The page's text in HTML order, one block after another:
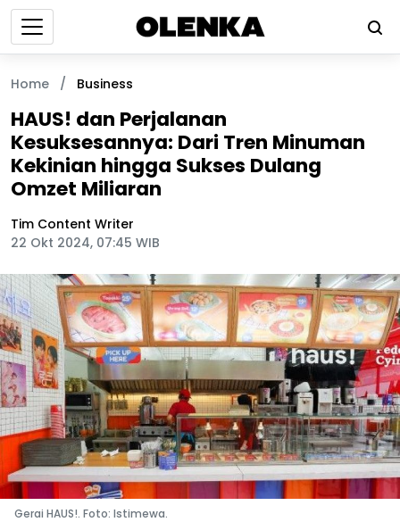
Home / Business
HAUS! dan Perjalanan
Kesuksesannya: Dari Tren Minuman
Kekinian hingga Sukses Dulang
Omzet Miliaran
Tim Content Writer
22 Okt 2024, 07:45 WIB
Gerai HAUS!. Foto: Istimewa.